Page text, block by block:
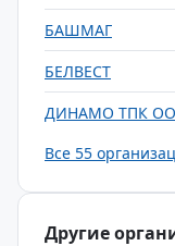
БАШМАГ
БЕЛВЕСТ
ДИНАМО ТПК
Все 55
Другие